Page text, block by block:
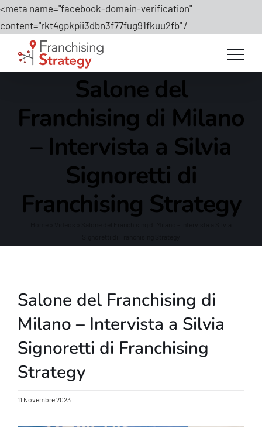
<meta name="facebook-domain-verification"
content="rkt4gpkpii3dbn3f77fug91fkuu2fb" /
contenuto
Salone del
Franchising di Milano
– Intervista a Silvia
Signoretti di
Franchising Strategy
Salone del Franchising di
Milano – Intervista a Silvia
Signoretti di Franchising
Strategy
11 Novembre 2023